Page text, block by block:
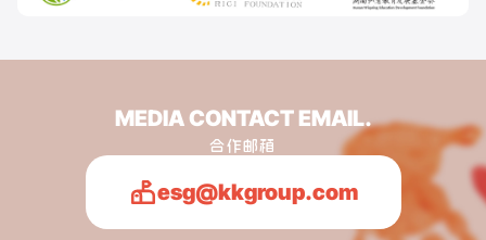
MEDIA CONTACT EMAIL.
合作邮箱
esg@kkgroup.com